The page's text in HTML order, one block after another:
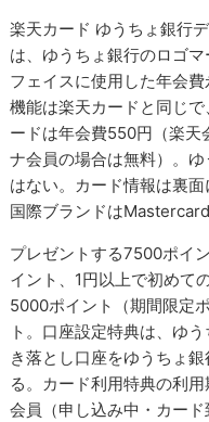
楽天カード ゆうちょ銀行
は、ゆうちょ銀行のロゴ
フェイスに使用した年会
機能は楽天カードと同じ
ードは年会費550円（楽天
ナ会員の場合は無料）。
はない。カード情報は裏面
国際ブランドは
プレゼントする7500ポイ
イント、1円以上で初めて
5000ポイント（期間限定
ト。口座設定特典は、ゆ
き落とし口座をゆうちょ
る。カード利用特典の利
会員（申し込み中・カード